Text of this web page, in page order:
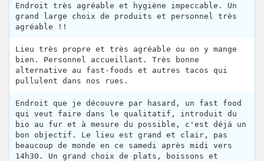
Endroit très agréable et hygiène impeccable. Un
grand large choix de produits et personnel très
agréable !!
Lieu très propre et très agréable ou on y mange
bien. Personnel accueillant. Très bonne
alternative au fast-foods et autres tacos qui
pullulent dans nos rues.
Endroit que je découvre par hasard, un fast food
qui veut faire dans le qualitatif, introduit du
bio au fur et à mesure du possible, c'est déjà un
bon objectif. Le lieu est grand et clair, pas
beaucoup de monde en ce samedi après midi vers
14h30. Un grand choix de plats, boissons et